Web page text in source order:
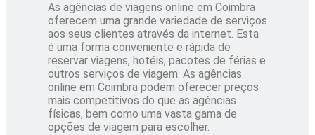
As agências de viagens online em Coimbra
oferecem uma grande variedade de serviços
aos seus clientes através da internet. Esta
é uma forma conveniente e rápida de
reservar viagens, hotéis, pacotes de férias e
outros serviços de viagem. As agências
online em Coimbra podem oferecer preços
mais competitivos do que as agências
físicas, bem como uma vasta gama de
opções de viagem para escolher.